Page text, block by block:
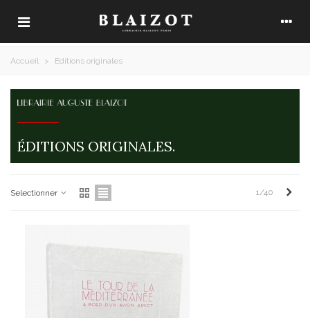
Accueil > Editions originales
ÉDITIONS ORIGINALES.
Selectionner 1/40